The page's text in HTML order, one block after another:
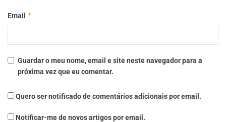
Email *
Guardar o meu nome, email e site neste navegador para a
próxima vez que eu comentar.
Quero ser notificado de comentários adicionais por email.
Notificar-me de novos artigos por email.